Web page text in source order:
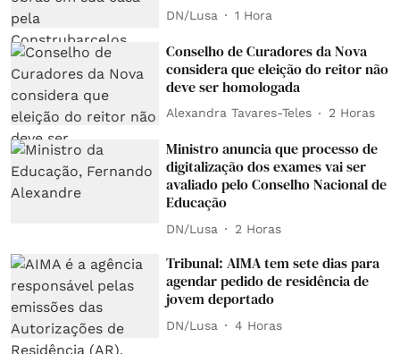
DN/Lusa 1 Hora
Conselho de Curadores da Nova
considera que eleição do reitor não
deve ser homologada
Alexandra Tavares-Teles 2 Horas
Ministro anuncia que processo de
digitalização dos exames vai ser
avaliado pelo Conselho Nacional de
Educação
DN/Lusa 2 Horas
Tribunal: AIMA tem sete dias para
agendar pedido de residência de
jovem deportado
DN/Lusa 4 Horas